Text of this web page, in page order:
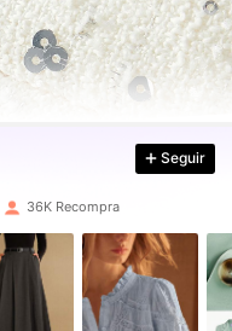
Seguir
36K Recompra